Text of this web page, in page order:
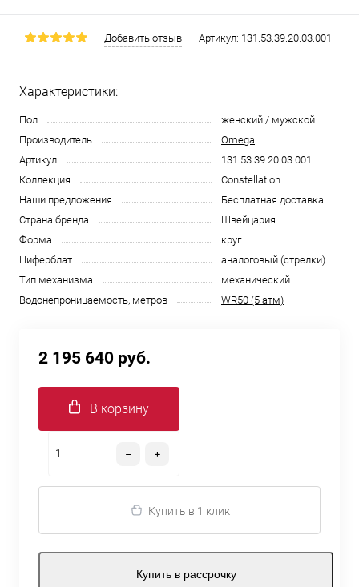
Добавить отзыв Артикул: 131.53.39.20.03.001
Характеристики:
Пол
женский / мужской
Производитель
Omega
Артикул
131.53.39.20.03.001
Коллекция
Constellation
Наши предложения
Бесплатная доставка
Страна бренда
Швейцария
Форма
круг
Циферблат
аналоговый (стрелки)
Тип механизма
механический
Водонепроницаемость, метров
WR50 (5 атм)
2 195 640 руб.
В корзину
Купить в 1 клик
Купить в рассрочку